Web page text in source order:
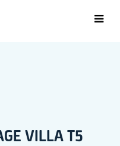
VILLA T5